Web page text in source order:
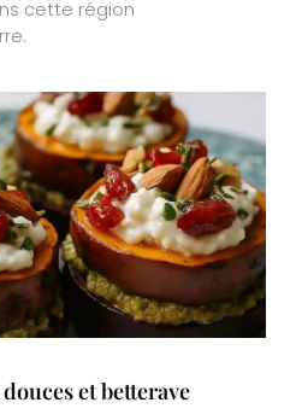
cette région
et betterave